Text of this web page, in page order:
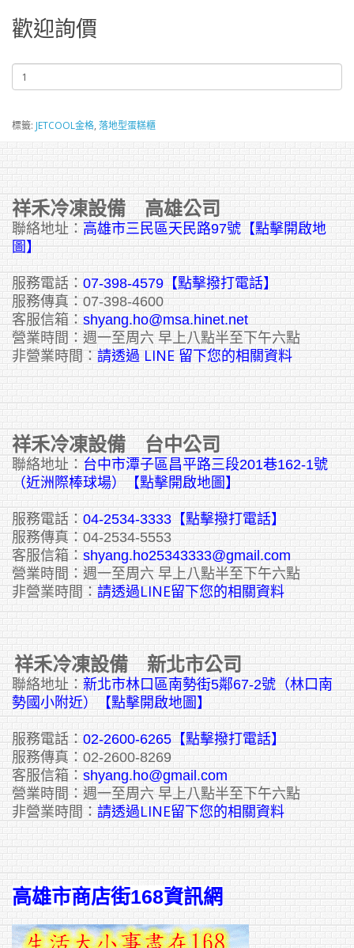
歡迎詢價
標籤: JETCOOL金格, 落地型蛋糕櫃
祥禾冷凍設備 高雄公司
聯絡地址： 高雄市三民區天民路97號【點擊開啟地
圖】
服務電話： 07-398-4579【點擊撥打電話】
服務傳真：07-398-4600
客服信箱： shyang.ho@msa.hinet.net
營業時間：週一至周六 早上八點半至下午六點
非營業時間： 請透過 LINE 留下您的相關資料
祥禾冷凍設備 台中公司
聯絡地址： 台中市潭子區昌平路三段201巷162-1號
（近洲際棒球場）【點擊開啟地圖】
服務電話： 04-2534-3333 【點擊撥打電話】
服務傳真：04-2534-5553
客服信箱： shyang.ho25343333@gmail.com
營業時間：週一至周六 早上八點半至下午六點
非營業時間： 請透過LINE留下您的相關資料
祥禾冷凍設備 新北市公司
聯絡地址： 新北市林口區南勢街5鄰67-2號（林口南
勢國小附近）【點擊開啟地圖】
服務電話： 02-2600-6265 【點擊撥打電話】
服務傳真：02-2600-8269
客服信箱： shyang.ho@gmail.com
營業時間：週一至周六 早上八點半至下午六點
非營業時間： 請透過LINE留下您的相關資料
高雄市商店街168資訊網